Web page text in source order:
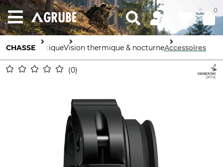
0
CHASSE OptiqueVision thermique & nocturneAccessoires
0